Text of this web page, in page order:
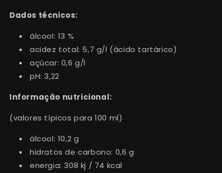
Dados técnicos:
álcool: 13 %
acidez total: 5,7 g/l (ácido tartárico)
açúcar: 0,6 g/l
pH: 3,22
Informação nutricional:
(valores típicos para 100 ml)
álcool: 10,2 g
hidratos de carbono: 0,6 g
energia: 308 kj / 74 kcal